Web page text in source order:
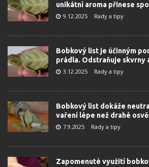
unikátní aroma přinese
9.12.2025 Rady a tipy
Bobkový list je účinným
prádla. Odstraňuje skvrny
3.12.2025 Rady a tipy
Bobkový list dokáže
vaření lépe než drahé
7.9.2025 Rady a tipy
Zapomenuté využití